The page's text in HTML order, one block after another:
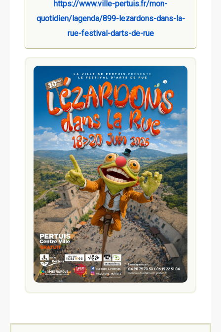
https://www.ville-pertuis.fr/mon-
quotidien/lagenda/899-lezardons-dans-la-
rue-festival-darts-de-rue